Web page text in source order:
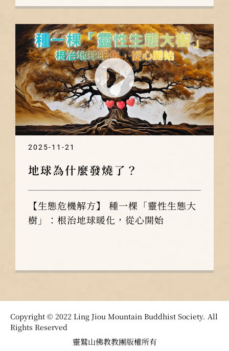
2025-11-21
地球為什麼發燒了？
【生態危機解方】 種一棵「靈性生態大
樹」：根治地球暖化，從心開始
Copyright © 2022 Ling Jiou Mountain Buddhist Society. All
Rights Reserved
靈鷲山佛教教團版權所有